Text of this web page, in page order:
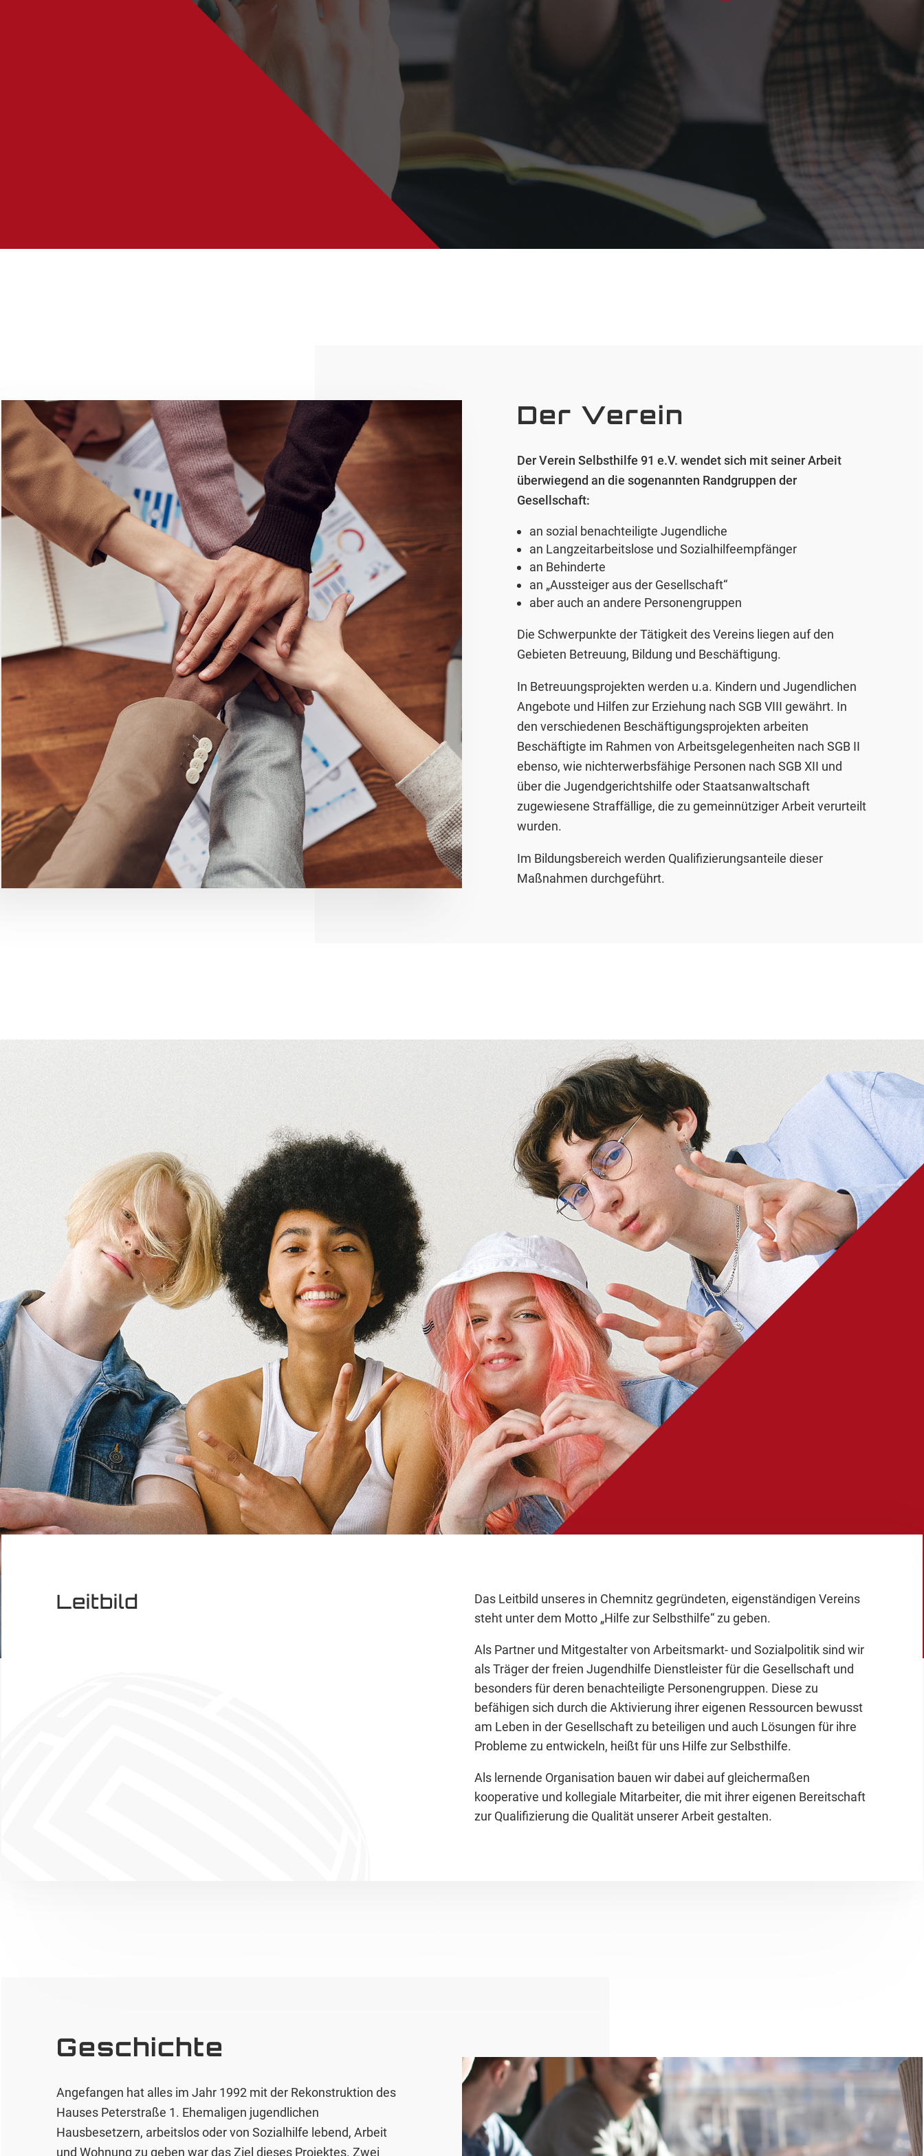
Der Verein
Der Verein Selbsthilfe 91 e.V. wendet sich mit seiner Arbeit
überwiegend an die sogenannten Randgruppen der
Gesellschaft:
an sozial benachteiligte Jugendliche
an Langzeitarbeitslose und Sozialhilfeempfänger
an Behinderte
an „Aussteiger aus der Gesellschaft“
aber auch an andere Personengruppen
Die Schwerpunkte der Tätigkeit des Vereins liegen auf den
Gebieten Betreuung, Bildung und Beschäftigung.
In Betreuungsprojekten werden u.a. Kindern und Jugendlichen
Angebote und Hilfen zur Erziehung nach SGB VIII gewährt. In
den verschiedenen Beschäftigungsprojekten arbeiten
Beschäftigte im Rahmen von Arbeitsgelegenheiten nach SGB II
ebenso, wie nichterwerbsfähige Personen nach SGB XII und
über die Jugendgerichtshilfe oder Staatsanwaltschaft
zugewiesene Straffällige, die zu gemeinnütziger Arbeit verurteilt
wurden.
Im Bildungsbereich werden Qualifizierungsanteile dieser
Maßnahmen durchgeführt.
Leitbild
Das Leitbild unseres in Chemnitz gegründeten, eigenständigen Vereins
steht unter dem Motto „Hilfe zur Selbsthilfe“ zu geben.
Als Partner und Mitgestalter von Arbeitsmarkt- und Sozialpolitik sind wir
als Träger der freien Jugendhilfe Dienstleister für die Gesellschaft und
besonders für deren benachteiligte Personengruppen. Diese zu
befähigen sich durch die Aktivierung ihrer eigenen Ressourcen bewusst
am Leben in der Gesellschaft zu beteiligen und auch Lösungen für ihre
Probleme zu entwickeln, heißt für uns Hilfe zur Selbsthilfe.
Als lernende Organisation bauen wir dabei auf gleichermaßen
kooperative und kollegiale Mitarbeiter, die mit ihrer eigenen Bereitschaft
zur Qualifizierung die Qualität unserer Arbeit gestalten.
Geschichte
Angefangen hat alles im Jahr 1992 mit der Rekonstruktion des
Hauses Peterstraße 1. Ehemaligen jugendlichen
Hausbesetzern, arbeitslos oder von Sozialhilfe lebend, Arbeit
und Wohnung zu geben war das Ziel dieses Projektes. Zwei